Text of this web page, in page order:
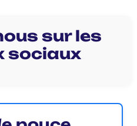
sur les
sociaux